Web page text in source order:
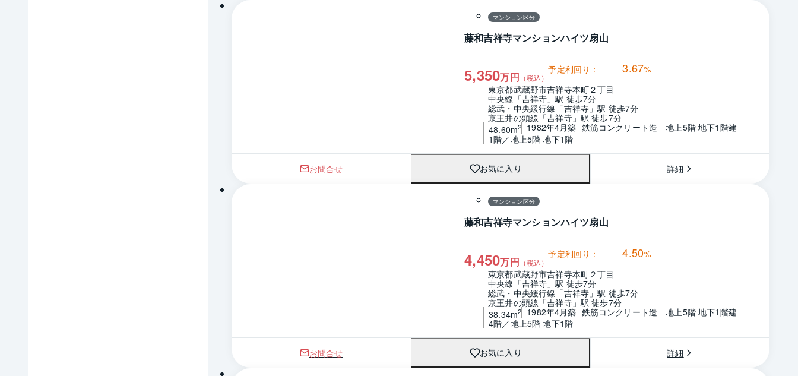
マンション区分
藤和吉祥寺マンションハイツ扇山
5,350万円 （税込）
予定利回り： 3.67%
東京都武蔵野市吉祥寺本町２丁目
中央線「吉祥寺」駅 徒歩7分
総武・中央緩行線「吉祥寺」駅 徒歩7分
京王井の頭線「吉祥寺」駅 徒歩7分
48.60m2 1982年4月築 鉄筋コンクリート造　地上5階 地下1階建
1階／地上5階 地下1階
お問合せ お気に入り 詳細
マンション区分
藤和吉祥寺マンションハイツ扇山
4,450万円 （税込）
予定利回り： 4.50%
東京都武蔵野市吉祥寺本町２丁目
中央線「吉祥寺」駅 徒歩7分
総武・中央緩行線「吉祥寺」駅 徒歩7分
京王井の頭線「吉祥寺」駅 徒歩7分
38.34m2 1982年4月築 鉄筋コンクリート造　地上5階 地下1階建
4階／地上5階 地下1階
お問合せ お気に入り 詳細